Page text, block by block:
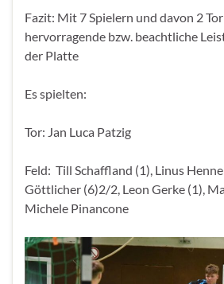
Fazit: Mit 7 Spielern und davon 2
hervorragende bzw. beachtliche
der Platte
Es spielten:
Tor: Jan Luca Patzig
Feld: Till Schaffland (1), Linus
Göttlicher (6)2/2, Leon Gerke (1),
Michele Pinancone